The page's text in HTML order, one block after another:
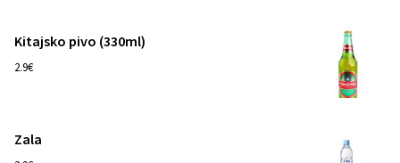
Kitajsko pivo (330ml)
2.9€
Zala